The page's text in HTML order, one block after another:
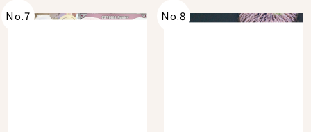
No.7 No.8